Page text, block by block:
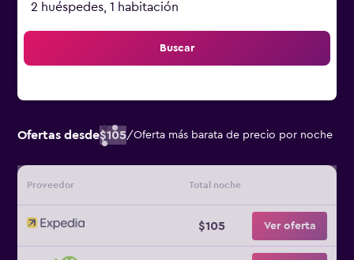
2 huéspedes, 1 habitación
Buscar
Ofertas desde$105/Oferta más barata de precio por noche
Proveedor Total noche
$105 Ver oferta